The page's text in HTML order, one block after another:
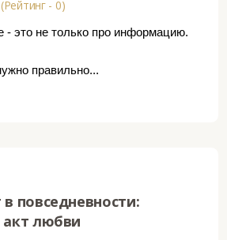
- 0)
- это не только про информацию.
правильно...
повседневности:
любви